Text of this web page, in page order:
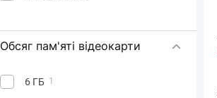
Обсяг пам'яті відеокарти
6 ГБ 1